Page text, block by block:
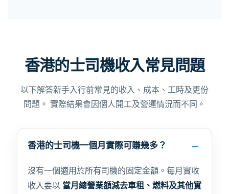
香港的士司機收入常見問題
以下解答新手入行前常見的收入、成本、工時及更份
問題。 實際結果會因個人開工及營運情況而不同。
香港的士司機一個月實際可賺幾多？
沒有一個適用於所有司機的固定金額。每月實收
收入要以 當月總營業額減去車租、燃料及其他實